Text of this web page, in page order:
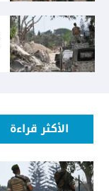
الأكثر قراءة